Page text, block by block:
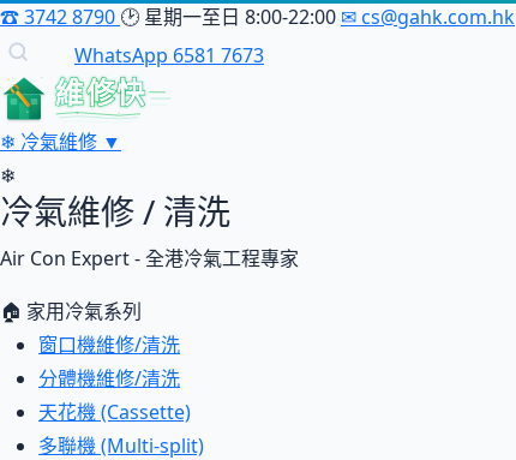
☎3742 8790 🕑 星期一至日 8:00-22:00 ✉cs@gahk.com.hk
WhatsApp 6581 7673
維修快
❄ 冷氣維修 ▼
❄
冷氣維修 / 清洗
Air Con Expert - 全港冷氣工程專家
🏠 家用冷氣系列
窗口機維修/清洗
分體機維修/清洗
天花機 (Cassette)
多聯機 (Multi-split)